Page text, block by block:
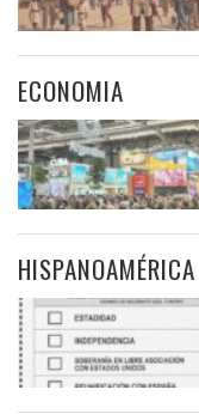
ECONOMIA
HISPANOAMÉRICA